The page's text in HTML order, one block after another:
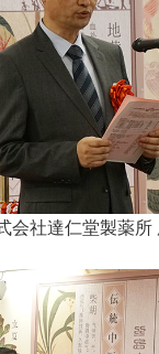
会社達仁堂製薬所